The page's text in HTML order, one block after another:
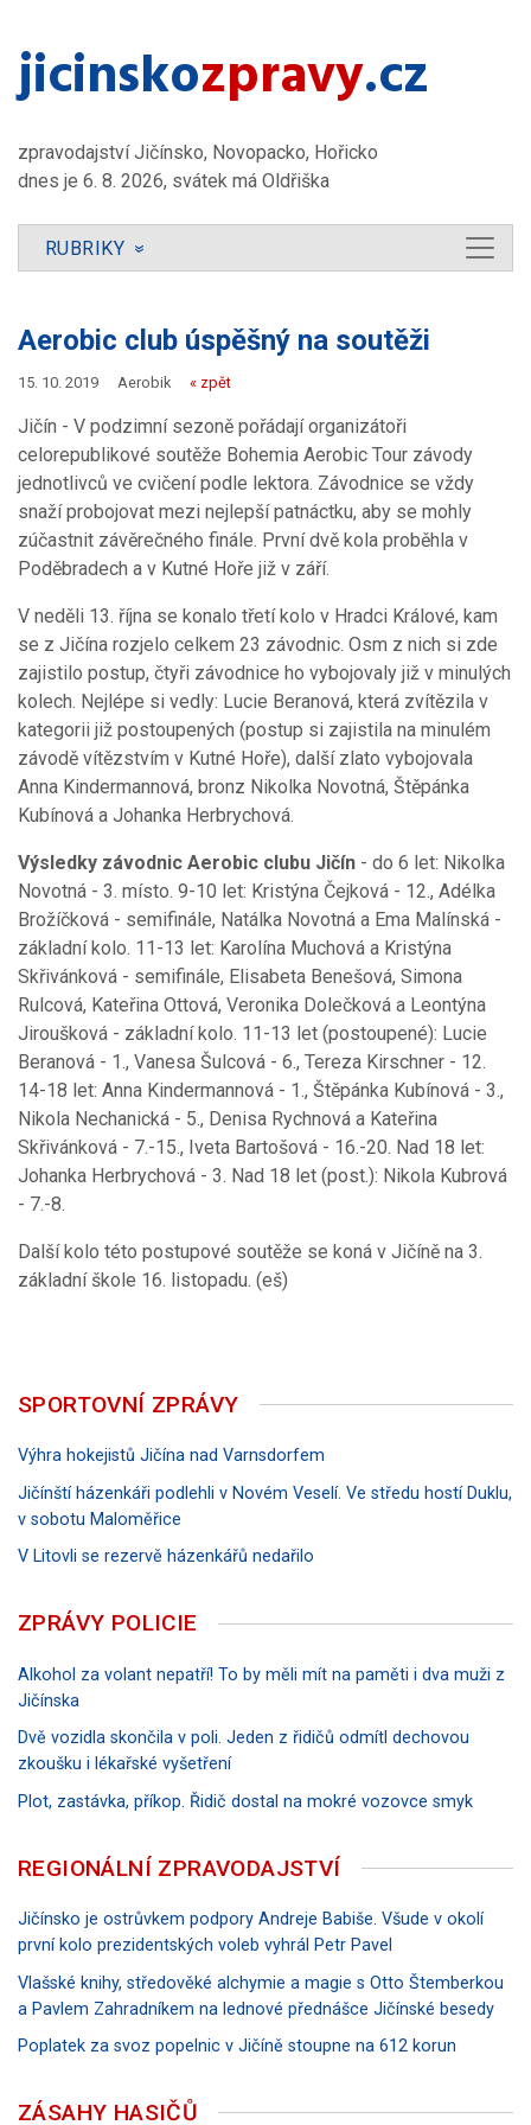
jicinsko​zpravy.cz
zpravodajství Jičínsko, Novopacko, Hořicko
dnes je 6. 8. 2026, svátek má Oldřiška
RUBRIKY »
Aerobic club úspěšný na soutěži
15. 10. 2019 Aerobik « zpět
Jičín - V podzimní sezoně pořádají organizátoři
celorepublikové soutěže Bohemia Aerobic Tour závody
jednotlivců ve cvičení podle lektora. Závodnice se vždy
snaží probojovat mezi nejlepší patnáctku, aby se mohly
zúčastnit závěrečného finále. První dvě kola proběhla v
Poděbradech a v Kutné Hoře již v září.
V neděli 13. října se konalo třetí kolo v Hradci Králové, kam
se z Jičína rozjelo celkem 23 závodnic. Osm z nich si zde
zajistilo postup, čtyři závodnice ho vybojovaly již v minulých
kolech. Nejlépe si vedly: Lucie Beranová, která zvítězila v
kategorii již postoupených (postup si zajistila na minulém
závodě vítězstvím v Kutné Hoře), další zlato vybojovala
Anna Kindermannová, bronz Nikolka Novotná, Štěpánka
Kubínová a Johanka Herbrychová.
Výsledky závodnic Aerobic clubu Jičín - do 6 let: Nikolka
Novotná - 3. místo. 9-10 let: Kristýna Čejková - 12., Adélka
Brožíčková - semifinále, Natálka Novotná a Ema Malínská -
základní kolo. 11-13 let: Karolína Muchová a Kristýna
Skřivánková - semifinále, Elisabeta Benešová, Simona
Rulcová, Kateřina Ottová, Veronika Dolečková a Leontýna
Jiroušková - základní kolo. 11-13 let (postoupené): Lucie
Beranová - 1., Vanesa Šulcová - 6., Tereza Kirschner - 12.
14-18 let: Anna Kindermannová - 1., Štěpánka Kubínová - 3.,
Nikola Nechanická - 5., Denisa Rychnová a Kateřina
Skřivánková - 7.-15., Iveta Bartošová - 16.-20. Nad 18 let:
Johanka Herbrychová - 3. Nad 18 let (post.): Nikola Kubrová
- 7.-8.
Další kolo této postupové soutěže se koná v Jičíně na 3.
základní škole 16. listopadu. (eš)
SPORTOVNÍ ZPRÁVY
Výhra hokejistů Jičína nad Varnsdorfem
Jičínští házenkáři podlehli v Novém Veselí. Ve středu hostí Duklu,
v sobotu Maloměřice
V Litovli se rezervě házenkářů nedařilo
ZPRÁVY POLICIE
Alkohol za volant nepatří! To by měli mít na paměti i dva muži z
Jičínska
Dvě vozidla skončila v poli. Jeden z řidičů odmítl dechovou
zkoušku i lékařské vyšetření
Plot, zastávka, příkop. Řidič dostal na mokré vozovce smyk
REGIONÁLNÍ ZPRAVODAJSTVÍ
Jičínsko je ostrůvkem podpory Andreje Babiše. Všude v okolí
první kolo prezidentských voleb vyhrál Petr Pavel
Vlašské knihy, středověké alchymie a magie s Otto Štemberkou
a Pavlem Zahradníkem na lednové přednášce Jičínské besedy
Poplatek za svoz popelnic v Jičíně stoupne na 612 korun
ZÁSAHY HASIČŮ